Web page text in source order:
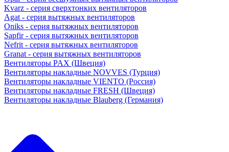
Kvarz - серия сверхтонких вентиляторов
Agat - серия вытяжных вентиляторов
Oniks - серия вытяжных вентиляторов
Sapfir - серия вытяжных вентиляторов
Nefrit - серия вытяжных вентиляторов
Granat - серия вытяжных вентиляторов
Вентиляторы PAX (Швеция)
Вентиляторы накладные NOVVES (Турция)
Вентиляторы накладные VIENTO (Россия)
Вентиляторы накладные FRESH (Швеция)
Вентиляторы накладные Blauberg (Германия)